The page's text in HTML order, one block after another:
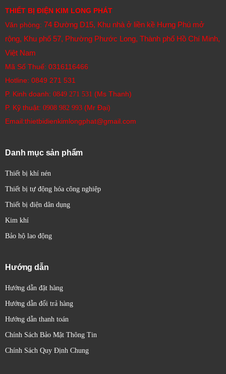
THIẾT BỊ ĐIỆN KIM LONG PHÁT
Văn phòng: 74 Đường D15, Khu nhà ở liền kề Hưng Phú mở
rộng, Khu phố 57, Phường Phước Long, Thành phố Hồ Chí Minh,
Việt Nam
Mã Số Thuế: 0316116466
Hotline: 0849 271 531
P. Kinh doanh: 0849 271 531 (Ms Thanh)
P. Kỹ thuật: 0908 982 993​ (Mr Đại)
Email:thietbidienkimlongphat@gmail.com
Danh mục sản phẩm
Thiết bị khí nén
Thiết bị tự động hóa công nghiệp
Thiết bị điện dân dụng
Kim khí
Bảo hộ lao động
Hướng dẫn
Hướng dẫn đặt hàng
Hướng dẫn đổi trả hàng
Hướng dẫn thanh toán
Chính Sách Bảo Mật Thông Tin
Chính Sách Quy Định Chung